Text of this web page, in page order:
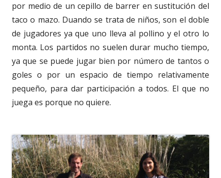
por medio de un cepillo de barrer en sustitución del
taco o mazo. Duando se trata de niños, son el doble
de jugadores ya que uno lleva al pollino y el otro lo
monta. Los partidos no suelen durar mucho tiempo,
ya que se puede jugar bien por número de tantos o
goles o por un espacio de tiempo relativamente
pequeño, para dar participación a todos. El que no
juega es porque no quiere.